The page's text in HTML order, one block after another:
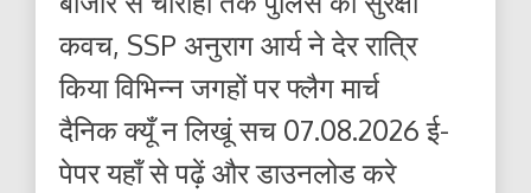
कवच, SSP अनुराग आर्य ने देर रात्रि
किया विभिन्न जगहों पर फ्लैग मार्च
दैनिक क्यूँ न लिखूं सच 07.08.2026 ई-
पेपर यहाँ से पढ़ें और डाउनलोड करे